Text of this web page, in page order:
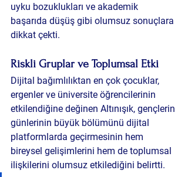
uyku bozuklukları ve akademik
başarıda düşüş gibi olumsuz sonuçlara
dikkat çekti.
Riskli Gruplar ve Toplumsal Etki
Dijital bağımlılıktan en çok çocuklar,
ergenler ve üniversite öğrencilerinin
etkilendiğine değinen Altınışık, gençlerin
günlerinin büyük bölümünü dijital
platformlarda geçirmesinin hem
bireysel gelişimlerini hem de toplumsal
ilişkilerini olumsuz etkilediğini belirtti.